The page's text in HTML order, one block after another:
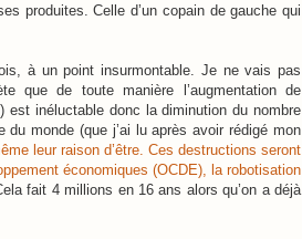
produites. Celle d’un copain de gauche qui
à un point insurmontable. Je ne vais pas
de toute manière l’augmentation de
est inéluctable donc la diminution du nombre
du monde (que j’ai lu après avoir rédigé mon
leur raison d’être. Ces destructions seront
économiques (OCDE), la robotisation
fait 4 millions en 16 ans alors qu’on a déjà